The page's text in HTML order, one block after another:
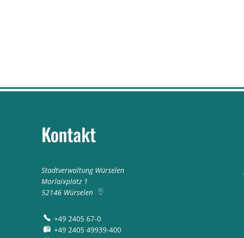
Kontakt
Stadtverwaltung Würselen
Morlaixplatz 1
52146 Würselen
+49 2405 67-0
+49 2405 49939-400